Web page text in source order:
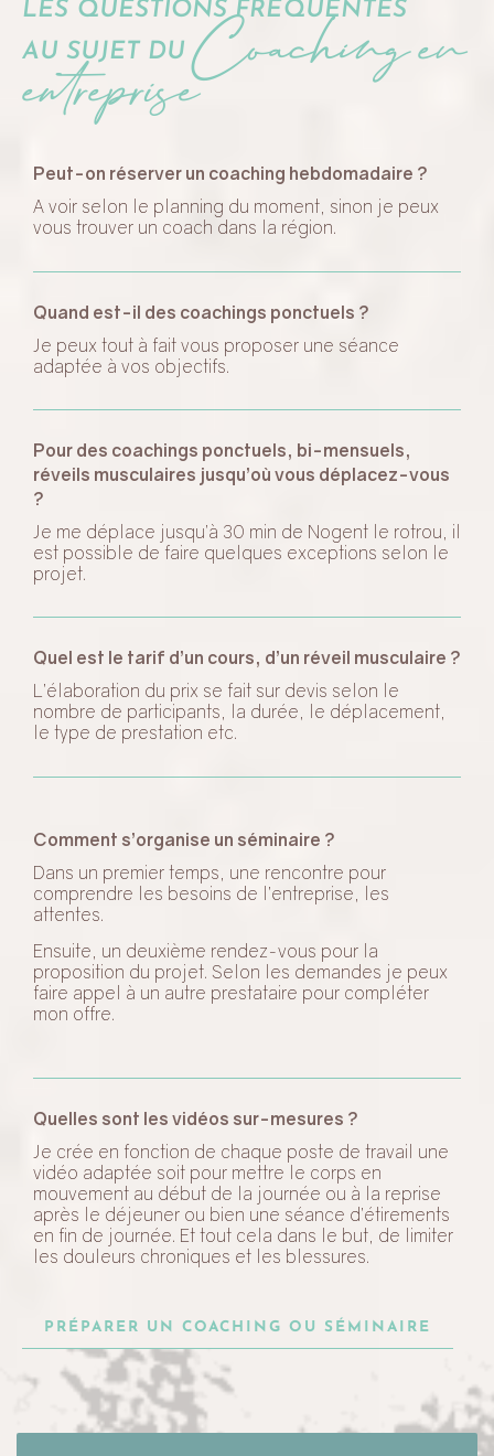
LES QUESTIONS FRÉQUENTES
AU SUJET DU Coaching en
entreprise
Peut-on réserver un coaching hebdomadaire ?
A voir selon le planning du moment, sinon je peux
vous trouver un coach dans la région.
Quand est-il des coachings ponctuels ?
Je peux tout à fait vous proposer une séance
adaptée à vos objectifs.
Pour des coachings ponctuels, bi-mensuels,
réveils musculaires jusqu’où vous déplacez-vous
?
Je me déplace jusqu’à 30 min de Nogent le rotrou, il
est possible de faire quelques exceptions selon le
projet.
Quel est le tarif d’un cours, d’un réveil musculaire ?
L’élaboration du prix se fait sur devis selon le
nombre de participants, la durée, le déplacement,
le type de prestation etc.
Comment s’organise un séminaire ?
Dans un premier temps, une rencontre pour
comprendre les besoins de l’entreprise, les
attentes.
Ensuite, un deuxième rendez-vous pour la
proposition du projet. Selon les demandes je peux
faire appel à un autre prestataire pour compléter
mon offre.
Quelles sont les vidéos sur-mesures ?
Je crée en fonction de chaque poste de travail une
vidéo adaptée soit pour mettre le corps en
mouvement au début de la journée ou à la reprise
après le déjeuner ou bien une séance d’étirements
en fin de journée. Et tout cela dans le but, de limiter
les douleurs chroniques et les blessures.
PRÉPARER UN COACHING OU SÉMINAIRE